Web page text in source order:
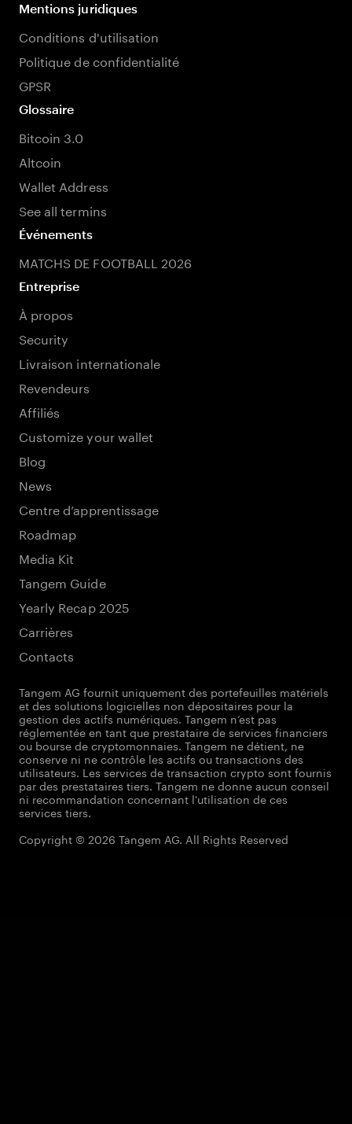
Mentions juridiques
Conditions d'utilisation
Politique de confidentialité
GPSR
Glossaire
Bitcoin 3.0
Altcoin
Wallet Address
See all termins
Événements
MATCHS DE FOOTBALL 2026
Entreprise
À propos
Security
Livraison internationale
Revendeurs
Affiliés
Customize your wallet
Blog
News
Centre d’apprentissage
Roadmap
Media Kit
Tangem Guide
Yearly Recap 2025
Carrières
Contacts
Tangem AG fournit uniquement des portefeuilles matériels
et des solutions logicielles non dépositaires pour la
gestion des actifs numériques. Tangem n’est pas
réglementée en tant que prestataire de services financiers
ou bourse de cryptomonnaies. Tangem ne détient, ne
conserve ni ne contrôle les actifs ou transactions des
utilisateurs. Les services de transaction crypto sont fournis
par des prestataires tiers. Tangem ne donne aucun conseil
ni recommandation concernant l'utilisation de ces
services tiers.